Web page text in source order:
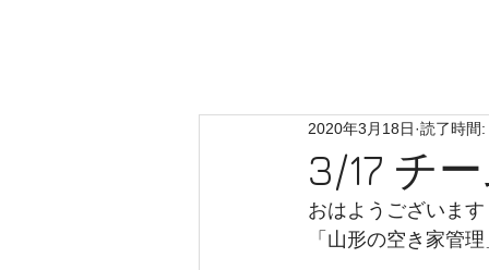
3/17 チ
2020年3月18日 読了時間
おはようございます
「山形の空き家管